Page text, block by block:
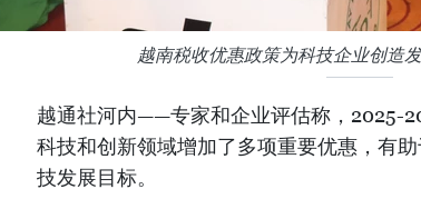
越南税收优惠政策为科技企业创造
越通社河内——专家和企业评估称，2025-
科技和创新领域增加了多项重要优惠，有
技发展目标。